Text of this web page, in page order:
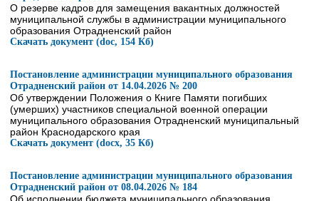
О резерве кадров для замещения вакантных должностей
муниципальной службы в администрации муниципального
образования Отрадненский район
Скачать документ (doc, 154 Кб)
Постановление администрации муниципального образования
Отрадненский район от 14.04.2026 № 200
Об утверждении Положения о Книге Памяти погибших
(умерших) участников специальной военной операции
муниципального образования Отрадненский муниципальный
район Краснодарского края
Скачать документ (docx, 35 Кб)
Постановление администрации муниципального образования
Отрадненский район от 08.04.2026 № 184